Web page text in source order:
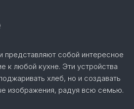
представляют собой интересное
к любой кухне. Эти устройства
хлеб, но и создавать
изображения, радуя всю семью.